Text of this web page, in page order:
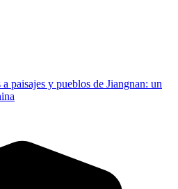
paisajes y pueblos de Jiangnan: un